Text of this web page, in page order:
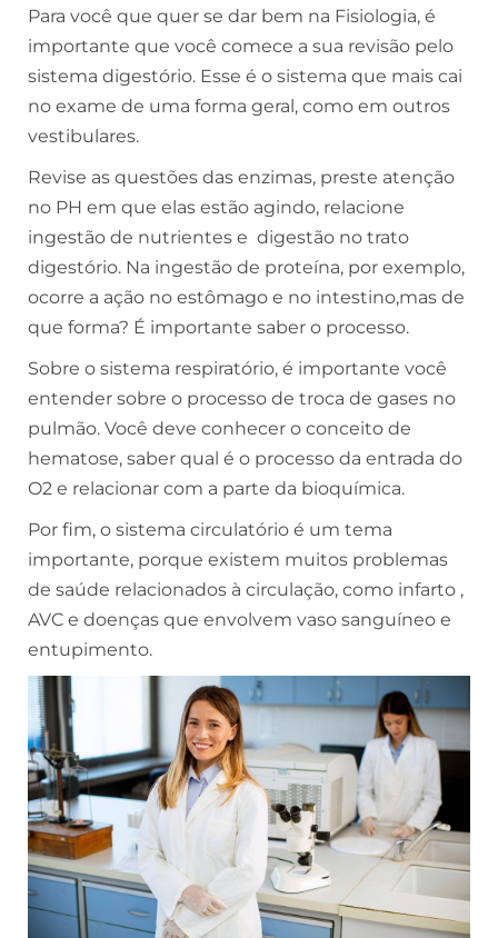
Para você que quer se dar bem na Fisiologia, é
importante que você comece a sua revisão pelo
sistema digestório. Esse é o sistema que mais cai
no exame de uma forma geral, como em outros
vestibulares.
Revise as questões das enzimas, preste atenção
no PH em que elas estão agindo, relacione
ingestão de nutrientes e digestão no trato
digestório. Na ingestão de proteína, por exemplo,
ocorre a ação no estômago e no intestino,mas de
que forma? É importante saber o processo.
Sobre o sistema respiratório, é importante você
entender sobre o processo de troca de gases no
pulmão. Você deve conhecer o conceito de
hematose, saber qual é o processo da entrada do
O2 e relacionar com a parte da bioquímica.
Por fim, o sistema circulatório é um tema
importante, porque existem muitos problemas
de saúde relacionados à circulação, como infarto ,
AVC e doenças que envolvem vaso sanguíneo e
entupimento.